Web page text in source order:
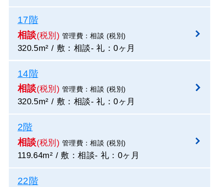
17階
相談(税別) 管理費：相談 (税別)
320.5m² / 敷：相談- 礼：0ヶ月
14階
相談(税別) 管理費：相談 (税別)
320.5m² / 敷：相談- 礼：0ヶ月
2階
相談(税別) 管理費：相談 (税別)
119.64m² / 敷：相談- 礼：0ヶ月
22階